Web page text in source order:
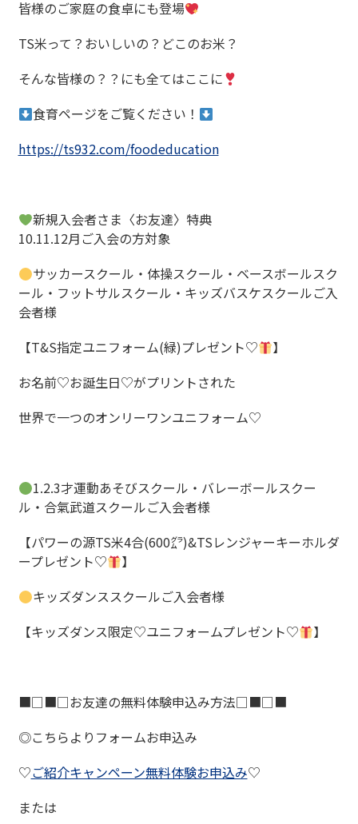
皆様のご家庭の食卓にも登場
TS米って？おいしいの？どこのお米？
そんな皆様の？？にも全てはここに
食育ページをご覧ください！
https://ts932.com/foodeducation
新規入会者さま〈お友達〉特典
10.11.12月ご入会の方対象
サッカースクール・体操スクール・ベースボールスク
ール・フットサルスクール・キッズバスケスクールご入
会者様
【T&S指定ユニフォーム(緑)プレゼント♡
】
お名前♡お誕生日♡がプリントされた
世界で一つのオンリーワンユニフォーム♡
1.2.3才運動あそびスクール・バレーボールスクー
ル・合氣武道スクールご入会者様
【パワーの源TS米4合(600㌘)&TSレンジャーキーホルダ
ープレゼント♡
】
キッズダンススクールご入会者様
【キッズダンス限定♡ユニフォームプレゼント♡
】
■□■□お友達の無料体験申込み方法□■□■
◎こちらよりフォームお申込み
♡ご紹介キャンペーン無料体験お申込み♡
または